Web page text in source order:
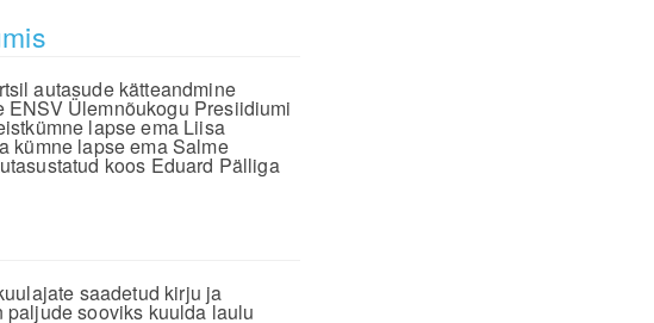
autasude kätteandmine
Ülemnõukogu Presiidiumi
lapse ema Liisa
kümne lapse ema Salme
koos Eduard Pälliga
saadetud kirju ja
paljude sooviks kuulda laulu